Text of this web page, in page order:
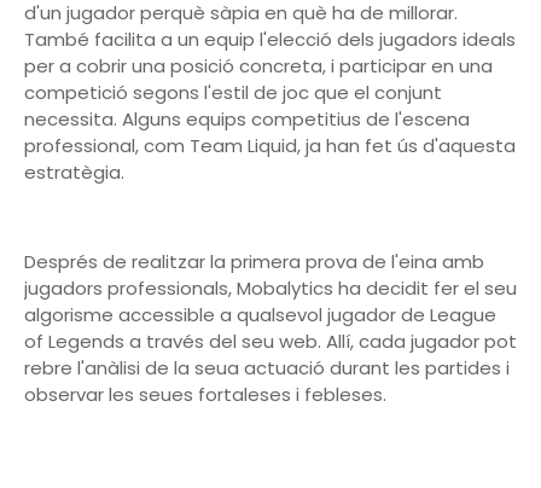
d'un jugador perquè sàpia en què ha de millorar.
També facilita a un equip l'elecció dels jugadors ideals
per a cobrir una posició concreta, i participar en una
competició segons l'estil de joc que el conjunt
necessita. Alguns equips competitius de l'escena
professional, com Team Liquid, ja han fet ús d'aquesta
estratègia.
Després de realitzar la primera prova de l'eina amb
jugadors professionals, Mobalytics ha decidit fer el seu
algorisme accessible a qualsevol jugador de League
of Legends a través del seu web. Allí, cada jugador pot
rebre l'anàlisi de la seua actuació durant les partides i
observar les seues fortaleses i febleses.